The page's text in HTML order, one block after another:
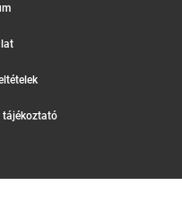
tájékoztató